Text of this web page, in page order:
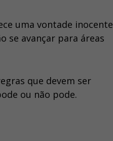
uma vontade inocente
se avançar para áreas
que devem ser
ou não pode.